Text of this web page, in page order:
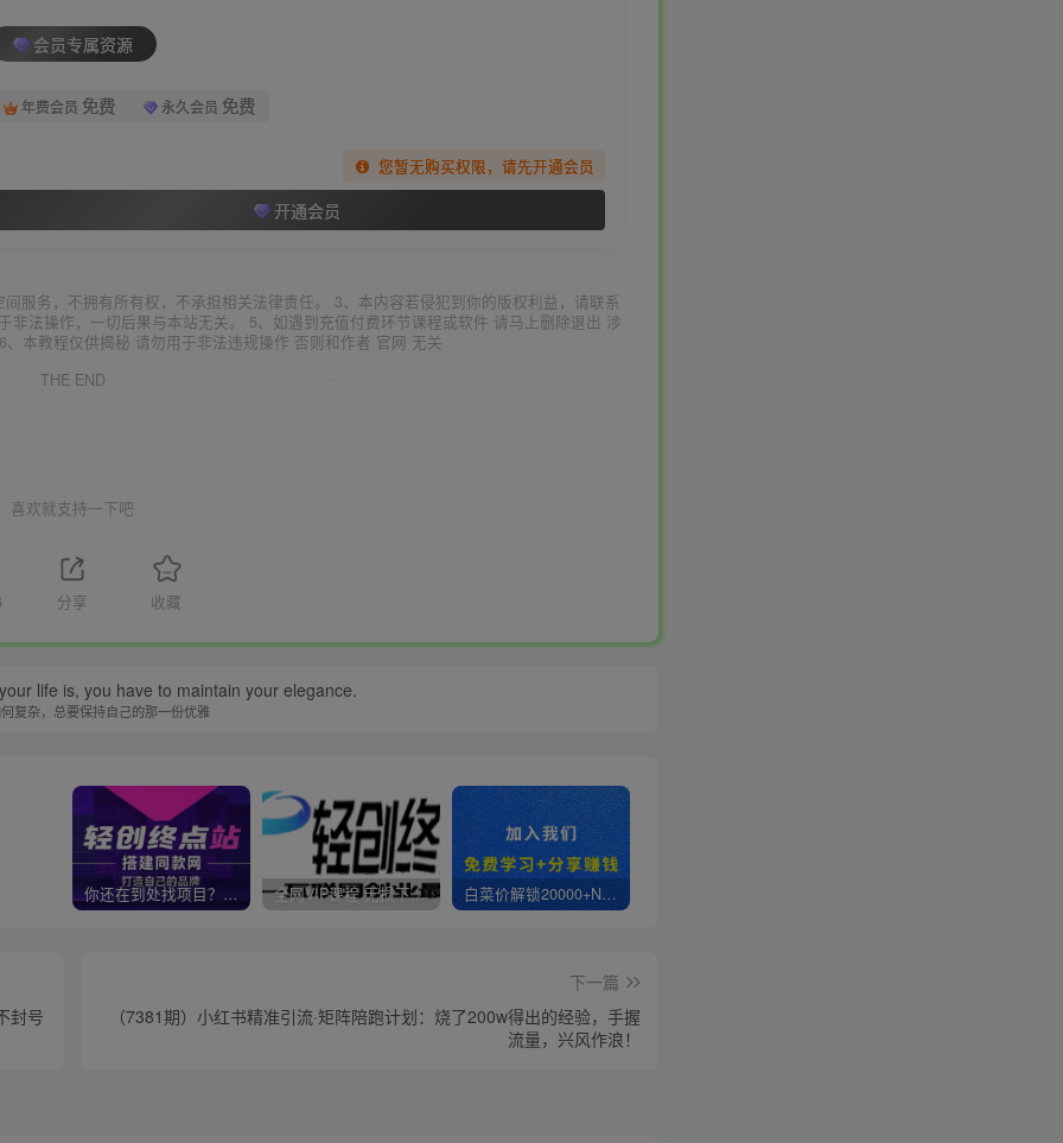
会员专属资源
年费会员 免费 永久会员 免费
您暂无购买权限，请先开通会员
开通会员
服务，不拥有所有权，不承担相关法律责任。 3、本内容若侵犯到你的版权利益，请联系
法操作，一切后果与本站无关。 5、如遇到充值付费环节课程或软件 请马上删除退出 涉
本教程仅供揭秘 请勿用于非法违规操作 否则和作者 官网 无关
THE END
喜欢就支持一下吧
分享 收藏
life is, you have to maintain your elegance.
复杂，总要保持自己的那一份优雅
你还在到处找项目？还在当韭菜？我靠卖项目一个月收入5万+，曾经我也是个失败者。 全网VIP课程 无损下载~ 白菜价解锁20000+N个赚钱机会，加入轻创终点站会员，全站资源免费学习。
封号
下一篇
（7381期）小红书精准引流·矩阵陪跑计划：烧了200w得出的经验，手握
流量，兴风作浪！